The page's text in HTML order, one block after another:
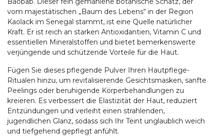
vom majestätischen „Baum des Lebens“ in der Region
Kaolack im Senegal stammt, ist eine Quelle natürlicher
Kraft. Er ist reich an starken Antioxidantien, Vitamin C und
essentiellen Mineralstoffen und bietet bemerkenswerte
verjüngende und schützende Vorteile für die Haut.
Fügen Sie dieses pflegende Pulver Ihren Hautpflege-
Ritualen hinzu, um revitalisierende Gesichtsmasken, sanfte
Peelings oder beruhigende Körperbehandlungen zu
kreieren. Es verbessert die Elastizität der Haut, reduziert
Entzündungen und verleiht einen strahlenden,
jugendlichen Glanz, sodass sich Ihr Teint unglaublich weich
und tiefgehend gepflegt anfühlt.